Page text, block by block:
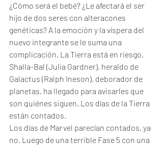
¿Cómo será el bebé? ¿Le afectará el ser
hijo de dos seres con alteracones
genéticas? A la emoción y la víspera del
nuevo integrante se le suma una
complicación. La Tierra está en riesgo.
Shalla-Bal (Julia Gardner), heraldo de
Galactus (Ralph Ineson), deborador de
planetas, ha llegado para avisarles que
son quiénes siguen. Los días de la Tierra
están contados.
Los días de Marvel parecían contados, ya
no. Luego de una terrible Fase 5 con una